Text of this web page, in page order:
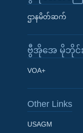
Learning English
ဌာနမိတ်ဆက်
ဗွီအိုအေ မိုဘိုင်
VOA+
Other Links
USAGM